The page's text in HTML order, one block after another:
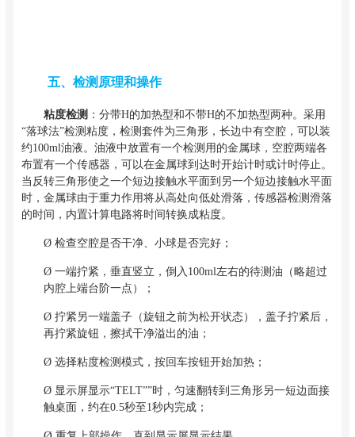
五、检测原理和操作
粘度检测 ：分带H的加热型和不带H的不加热型两种。采用
“落球法”检测粘度，检测套件为三角形，长边中有空腔，可以装
约100ml油液。油液中放置有一个检测用的金属球，空腔两端各
布置有一个传感器，可以在金属球到达时开始计时或计时停止。
当反转三角形使之一个短边接触水平面到另一个短边接触水平面
时，金属球由于重力作用将从高处向低处滑落，传感器检测滑落
的时间，内置计算电路将时间转换成粘度。
Ø 检查空腔是否干净、小球是否完好；
Ø 一端拧紧，垂直竖立，倒入100ml左右的待测油（略超过
内腔上端台阶一点）；
Ø 拧紧另一端盖子（旋钮之前为松开状态），盖子拧紧后，
再拧紧旋钮，擦拭干净溢出的油；
Ø 选择粘度检测模式，按回车按钮开始加热；
Ø 显示屏显示“TELT””时，匀速翻转到三角形另一短边面接
触桌面，约在0.5秒至1秒内完成；